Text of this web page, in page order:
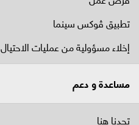
تطبيق ڤوكس سينما
إخلاء مسؤولية من عمليات الاحتيال
مساعدة و دعم
تجدنا هنا